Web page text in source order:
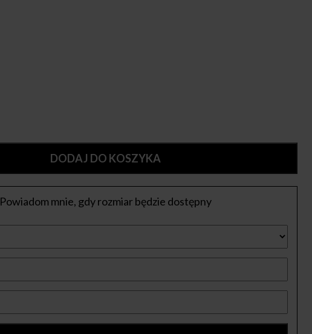
DODAJ DO KOSZYKA
Powiadom mnie, gdy rozmiar będzie dostępny